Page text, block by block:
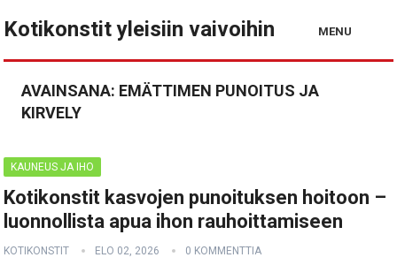
Kotikonstit yleisiin vaivoihin MENU
AVAINSANA: EMÄTTIMEN PUNOITUS JA
KIRVELY
KAUNEUS JA IHO
Kotikonstit kasvojen punoituksen hoitoon –
luonnollista apua ihon rauhoittamiseen
KOTIKONSTIT ELO 02, 2026 0 KOMMENTTIA